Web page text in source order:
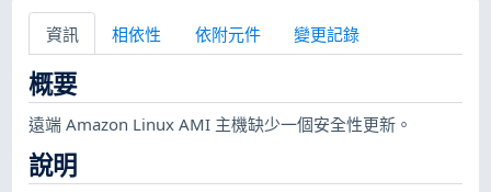
資訊 相依性 依附元件 變更記錄
概要
遠端 Amazon Linux AMI 主機缺少一個安全性更新。
說明